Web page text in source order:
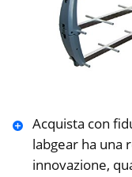
Acquista con
labgear ha una
innovazione,